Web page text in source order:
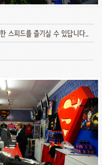
스피드를 즐기실 수 있답니다..